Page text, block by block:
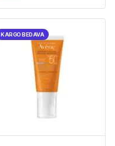
KARGO BEDAVA